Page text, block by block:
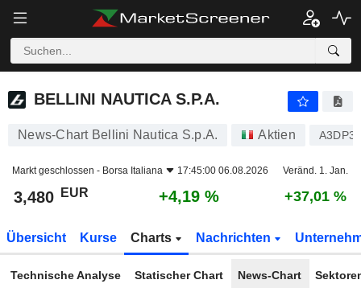
BELLINI NAUTICA S.P.A.
BELLINI NAUTICA S.P.A.
News-Chart Bellini Nautica S.p.A. Aktien
Markt geschlossen - Borsa Italiana 17:45:00 06.08.2026 Veränd. 1. Jan.
3,480 EUR +4,19 % +37,01 %
Übersicht Kurse Charts Nachrichten
Technische Analyse Statischer Chart News-Chart